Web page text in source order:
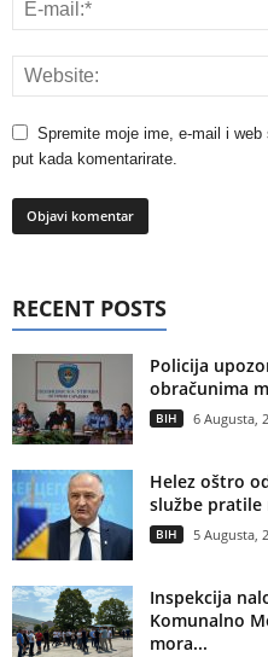
Spremite moje ime, e-mail i
put kada komentarirate.
RECENT POSTS
Policija
obračunima
BIH 6 Augusta,
Helez oštro
službe pratile
BIH 5 Augusta,
Inspekcija
Komunalno
mora...